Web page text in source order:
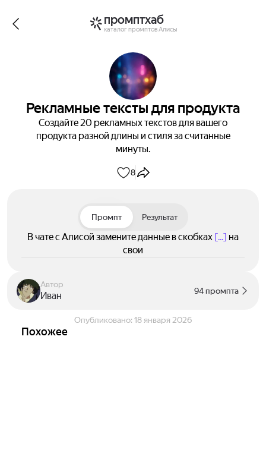
промптхаб
каталог промптов Алисы
Рекламные тексты для продукта
Создайте 20 рекламных текстов для вашего
продукта разной длины и стиля за считанные
минуты.
8
Промпт Результат
В чате с Алисой замените данные в скобках [...] на
свои
Автор
Иван 94 промпта
Опубликовано: 18 января 2026
Похожее